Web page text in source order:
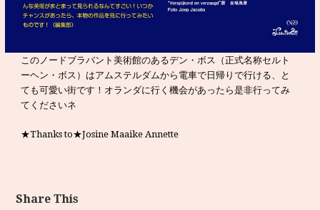
このノードブラバント美術館のあるデン・ボス（正式名称セルト
ーヘン・ボス）はアムステルダムから電車で日帰りで行ける、と
ても可愛い街です！オランダに行く機会があったら是非行ってみ
てくださいネ
★Thanks to★Josine Maaike Annette
Share This